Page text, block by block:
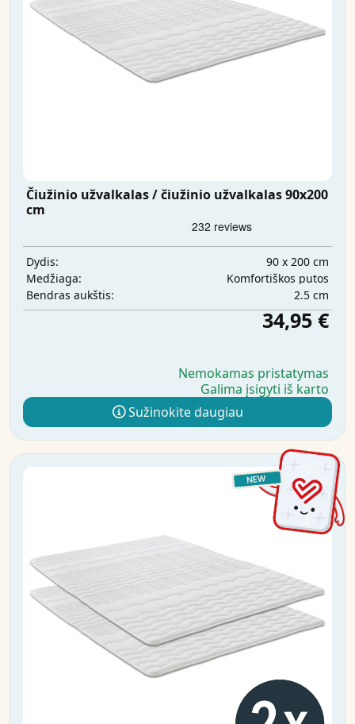
Čiužinio užvalkalas / čiužinio užvalkalas 90x200
cm
Dydis:
90 x 200 cm
Medžiaga:
Komfortiškos putos
Bendras aukštis:
2.5 cm
34,95 €
Nemokamas pristatymas
Galima įsigyti iš karto
Sužinokite daugiau